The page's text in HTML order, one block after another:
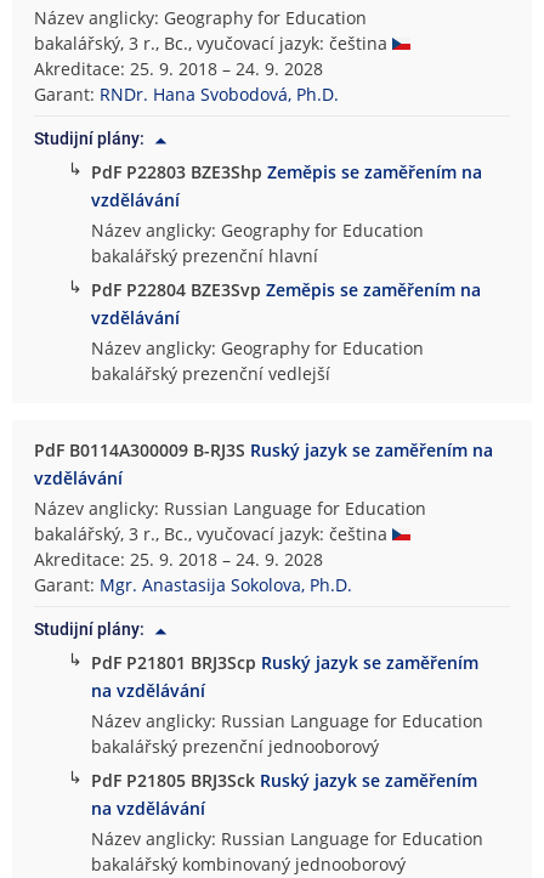
Název anglicky: Geography for Education
bakalářský, 3 r., Bc., vyučovací jazyk: čeština
Akreditace: 25. 9. 2018 – 24. 9. 2028
Garant: RNDr. Hana Svobodová, Ph.D.
Studijní plány:
↳ PdF P22803 BZE3ShpZeměpis se zaměřením na
vzdělávání
Název anglicky: Geography for Education
bakalářský prezenční hlavní
↳ PdF P22804 BZE3SvpZeměpis se zaměřením na
vzdělávání
Název anglicky: Geography for Education
bakalářský prezenční vedlejší
PdF B0114A300009 B-RJ3S Ruský jazyk se zaměřením na
vzdělávání
Název anglicky: Russian Language for Education
bakalářský, 3 r., Bc., vyučovací jazyk: čeština
Akreditace: 25. 9. 2018 – 24. 9. 2028
Garant: Mgr. Anastasija Sokolova, Ph.D.
Studijní plány:
↳ PdF P21801 BRJ3Scp Ruský jazyk se zaměřením
na vzdělávání
Název anglicky: Russian Language for Education
bakalářský prezenční jednooborový
↳ PdF P21805 BRJ3Sck Ruský jazyk se zaměřením
na vzdělávání
Název anglicky: Russian Language for Education
bakalářský kombinovaný jednooborový